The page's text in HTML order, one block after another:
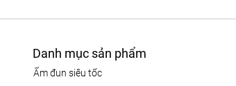
Danh mục sản phẩm
ấm đun siêu tốc